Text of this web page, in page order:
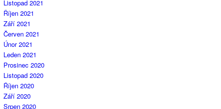
Listopad 2021
Říjen 2021
Září 2021
Červen 2021
Únor 2021
Leden 2021
Prosinec 2020
Listopad 2020
Říjen 2020
Září 2020
Srpen 2020